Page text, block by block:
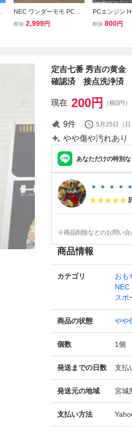
NEC ワンダーモモ PCエ
ンジン Huカード 送料180
即決 2,999円
PCエンジン
吉七番 秀吉の
即決 800円
定吉七番 秀吉の黄
確認済 接点洗浄済
現在 200円 （税0円）
9件 5月25日（
やや傷や汚れあり
あなただけの特別
＊ ＊ ＊ ＊ ＊
※商品削除などのお問い合
商品情報
カテゴリ おも
NEC
スポ
商品の状態 やや
個数 1個
発送までの日数 支払
発送元の地域 宮城
支払い方法